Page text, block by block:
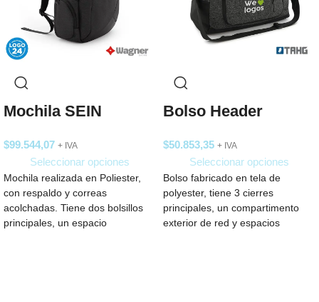
Mochila SEIN
$99.544,07 + IVA
Seleccionar opciones
Mochila realizada en Poliester,
con respaldo y correas
acolchadas. Tiene dos bolsillos
principales, un espacio
Bolso Header
$50.853,35 + IVA
Seleccionar opciones
Bolso fabricado en tela de
polyester, tiene 3 cierres
principales, un compartimento
exterior de red y espacios